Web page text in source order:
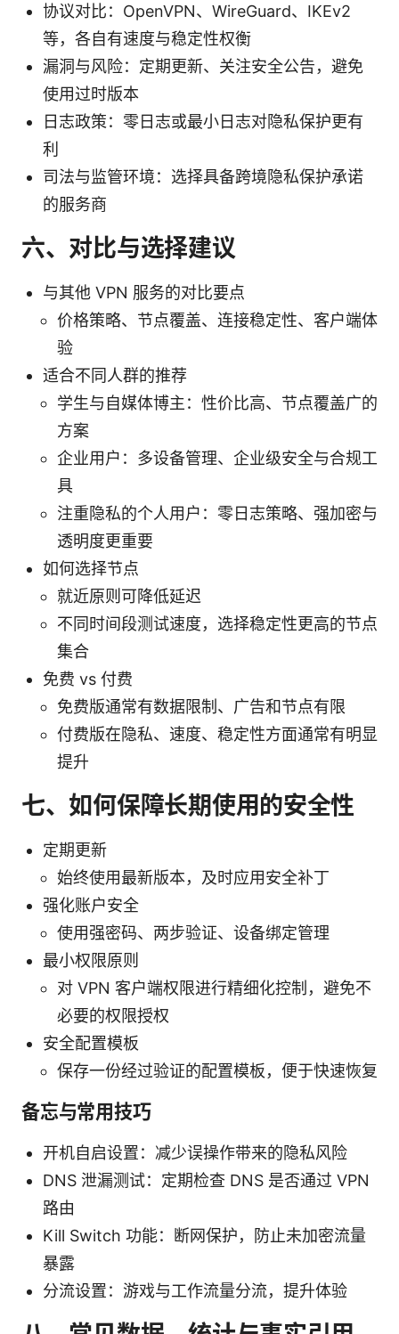
协议对比：OpenVPN、WireGuard、IKEv2
等，各自有速度与稳定性权衡
漏洞与风险：定期更新、关注安全公告，避免
使用过时版本
日志政策：零日志或最小日志对隐私保护更有
利
司法与监管环境：选择具备跨境隐私保护承诺
的服务商
六、对比与选择建议
与其他 VPN 服务的对比要点
价格策略、节点覆盖、连接稳定性、客户端体
验
适合不同人群的推荐
学生与自媒体博主：性价比高、节点覆盖广的
方案
企业用户：多设备管理、企业级安全与合规工
具
注重隐私的个人用户：零日志策略、强加密与
透明度更重要
如何选择节点
就近原则可降低延迟
不同时间段测试速度，选择稳定性更高的节点
集合
免费 vs 付费
免费版通常有数据限制、广告和节点有限
付费版在隐私、速度、稳定性方面通常有明显
提升
七、如何保障长期使用的安全性
定期更新
始终使用最新版本，及时应用安全补丁
强化账户安全
使用强密码、两步验证、设备绑定管理
最小权限原则
对 VPN 客户端权限进行精细化控制，避免不
必要的权限授权
安全配置模板
保存一份经过验证的配置模板，便于快速恢复
备忘与常用技巧
开机自启设置：减少误操作带来的隐私风险
DNS 泄漏测试：定期检查 DNS 是否通过 VPN
路由
Kill Switch 功能：断网保护，防止未加密流量
暴露
分流设置：游戏与工作流量分流，提升体验